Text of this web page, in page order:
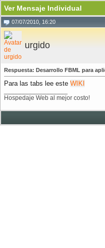
Ver Mensaje Individual
07/07/2010, 16:20
urgido
Respuesta: Desarrollo FBML para
Para las tabs lee este WIKI
Hospedaje Web al mejor costo!